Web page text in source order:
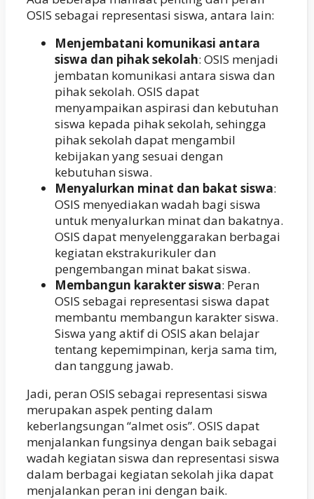
OSIS sebagai representasi siswa, antara lain:
Menjembatani komunikasi antara
siswa dan pihak sekolah: OSIS menjadi
jembatan komunikasi antara siswa dan
pihak sekolah. OSIS dapat
menyampaikan aspirasi dan kebutuhan
siswa kepada pihak sekolah, sehingga
pihak sekolah dapat mengambil
kebijakan yang sesuai dengan
kebutuhan siswa.
Menyalurkan minat dan bakat siswa:
OSIS menyediakan wadah bagi siswa
untuk menyalurkan minat dan bakatnya.
OSIS dapat menyelenggarakan berbagai
kegiatan ekstrakurikuler dan
pengembangan minat bakat siswa.
Membangun karakter siswa: Peran
OSIS sebagai representasi siswa dapat
membantu membangun karakter siswa.
Siswa yang aktif di OSIS akan belajar
tentang kepemimpinan, kerja sama tim,
dan tanggung jawab.
Jadi, peran OSIS sebagai representasi siswa
merupakan aspek penting dalam
keberlangsungan “almet osis”. OSIS dapat
menjalankan fungsinya dengan baik sebagai
wadah kegiatan siswa dan representasi siswa
dalam berbagai kegiatan sekolah jika dapat
menjalankan peran ini dengan baik.